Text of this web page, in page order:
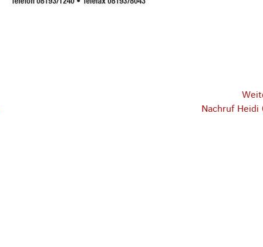
Nachruf Heidi